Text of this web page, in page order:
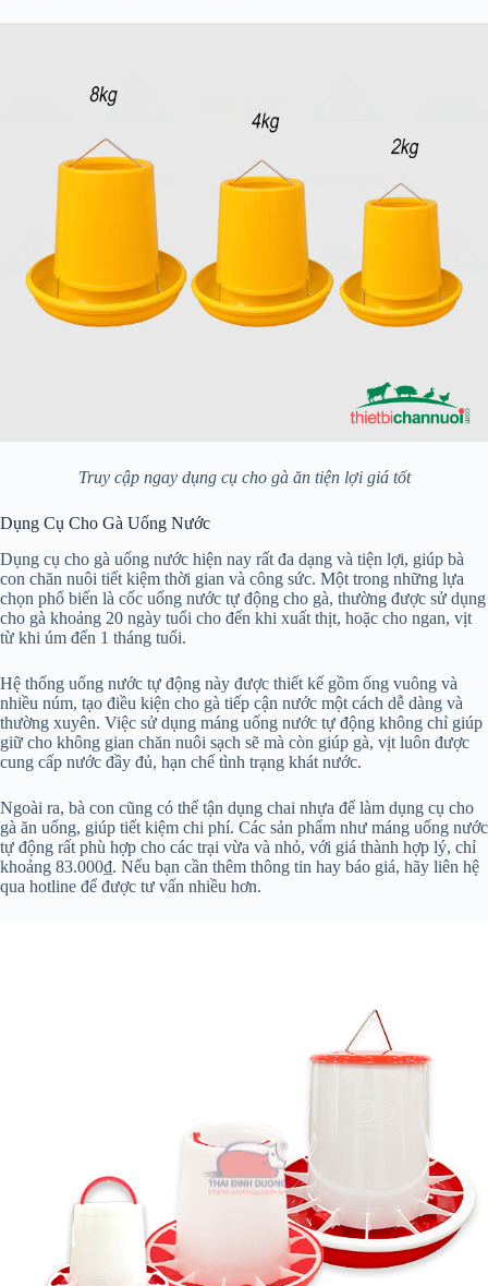
Truy cập ngay dụng cụ cho gà ăn tiện lợi giá tốt
Dụng Cụ Cho Gà Uống Nước
Dụng cụ cho gà uống nước hiện nay rất đa dạng và tiện lợi, giúp bà
con chăn nuôi tiết kiệm thời gian và công sức. Một trong những lựa
chọn phổ biến là cốc uống nước tự động cho gà, thường được sử dụng
cho gà khoảng 20 ngày tuổi cho đến khi xuất thịt, hoặc cho ngan, vịt
từ khi úm đến 1 tháng tuổi.
Hệ thống uống nước tự động này được thiết kế gồm ống vuông và
nhiều núm, tạo điều kiện cho gà tiếp cận nước một cách dễ dàng và
thường xuyên. Việc sử dụng máng uống nước tự động không chỉ giúp
giữ cho không gian chăn nuôi sạch sẽ mà còn giúp gà, vịt luôn được
cung cấp nước đầy đủ, hạn chế tình trạng khát nước.
Ngoài ra, bà con cũng có thể tận dụng chai nhựa để làm dụng cụ cho
gà ăn uống, giúp tiết kiệm chi phí. Các sản phẩm như máng uống nước
tự động rất phù hợp cho các trại vừa và nhỏ, với giá thành hợp lý, chỉ
khoảng 83.000₫. Nếu bạn cần thêm thông tin hay báo giá, hãy liên hệ
qua hotline để được tư vấn nhiều hơn.